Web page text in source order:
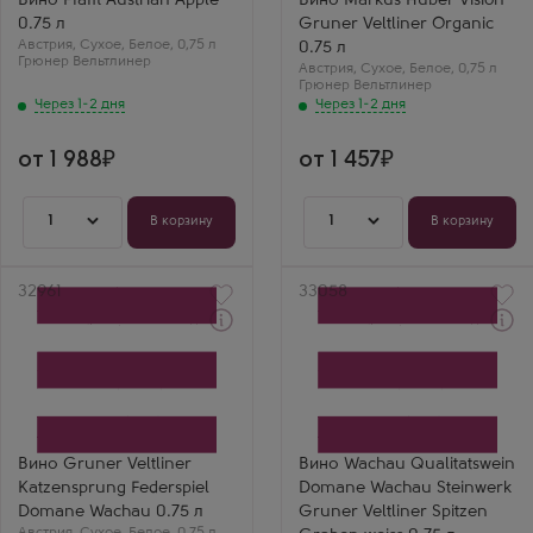
0.75 л
Австрия, Сухое, Белое, 0,75 л
Грюнер Вельтлинер
Через 1-2 дня
Страна
Австрия
Регион
Нижняя Австрия
от 1 988
1 В корзину
Gruner Veltliner Organic
0.75 л
Австрия, Сухое, Белое, 0,75 л
Грюнер Вельтлинер
Через 1-2 дня
Грюнер Вельтлинер
Страна
Австрия
Регион
Нижняя Австрия
от 1 457
1 В корзину
Артикул
32961
Вино Gruner Veltliner
Katzensprung Federspiel
Domane Wachau 0.75 л
Катценшпрунг
Domane Wachau
Сорт винограда
Грюнер Вельтлинер
Страна
Австрия
Артикул
33058
Вино Wachau Qualitatswein
Domane Wachau Steinwerk
Gruner Veltliner Spitzen
Домен Вахау Штайнверк
Domane Wachau
Сорт винограда
Грюнер Вельтлинер
Страна
Австрия